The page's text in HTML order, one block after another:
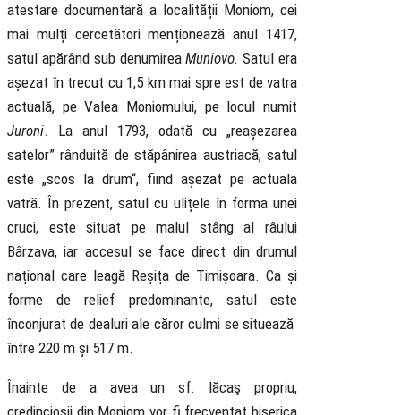
atestare documentară a localității Moniom, cei
mai mulți cercetători menționează anul 1417,
satul apărând sub denumireaMuniovo. Satul era
așezat în trecut cu 1,5 km mai spre est de vatra
actuală, pe Valea Moniomului, pe locul numit
Juroni. La anul 1793, odată cu „reașezarea
satelor” rânduită de stăpânirea austriacă, satul
este „scos la drum“, fiind așezat pe actuala
vatră. În prezent, satul cu ulițele în forma unei
cruci, este situat pe malul stâng al râului
Bârzava, iar accesul se face direct din drumul
național care leagă Reșița de Timișoara. Ca și
forme de relief predominante, satul este
înconjurat de dealuri ale căror culmi se situează
între 220 m și 517 m.
Înainte de a avea un sf. lăcaş propriu,